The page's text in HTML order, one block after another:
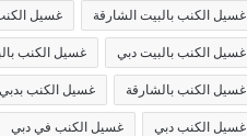
غسيل الكنب بالبيت الشارقة غسيل
غسيل الكنب بالبيت دبي غسيل الكنب
غسيل الكنب بالشارقة غسيل الكنب بدبي
غسيل الكنب دبي غسيل الكنب في دبي